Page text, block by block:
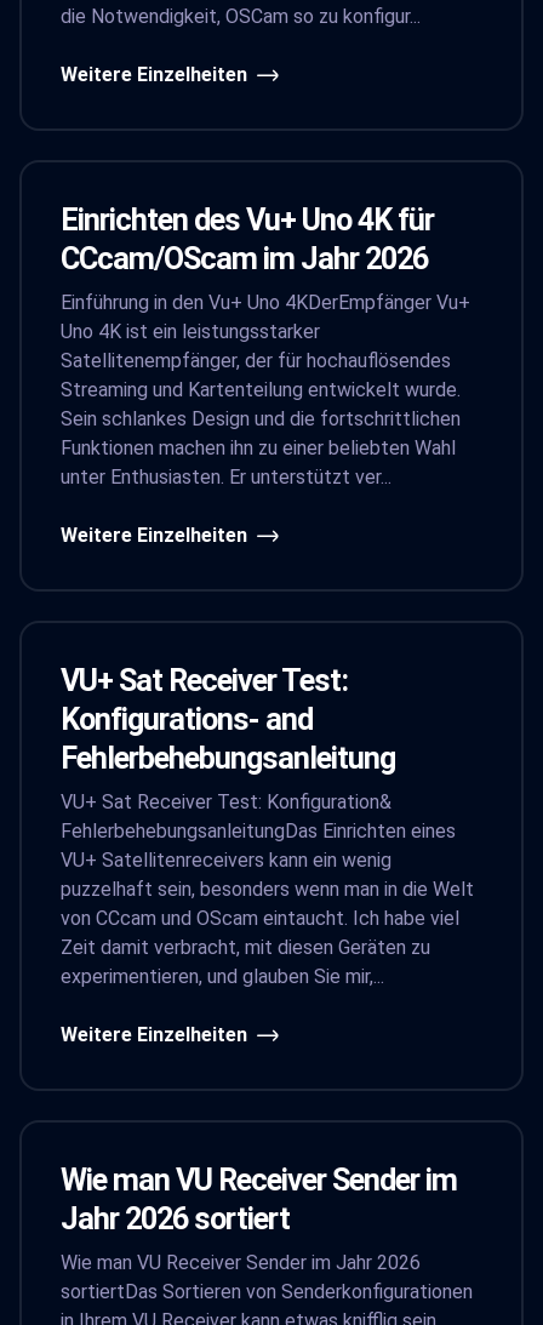
die Notwendigkeit, OSCam so zu konfigur...
Weitere Einzelheiten
Einrichten des Vu+ Uno 4K für
CCcam/OScam im Jahr 2026
Einführung in den Vu+ Uno 4KDerEmpfänger Vu+
Uno 4K ist ein leistungsstarker
Satellitenempfänger, der für hochauflösendes
Streaming und Kartenteilung entwickelt wurde.
Sein schlankes Design und die fortschrittlichen
Funktionen machen ihn zu einer beliebten Wahl
unter Enthusiasten. Er unterstützt ver...
Weitere Einzelheiten
VU+ Sat Receiver Test:
Konfigurations- and
Fehlerbehebungsanleitung
VU+ Sat Receiver Test: Konfiguration&
FehlerbehebungsanleitungDas Einrichten eines
VU+ Satellitenreceivers kann ein wenig
puzzelhaft sein, besonders wenn man in die Welt
von CCcam und OScam eintaucht. Ich habe viel
Zeit damit verbracht, mit diesen Geräten zu
experimentieren, und glauben Sie mir,...
Weitere Einzelheiten
Wie man VU Receiver Sender im
Jahr 2026 sortiert
Wie man VU Receiver Sender im Jahr 2026
sortiertDas Sortieren von Senderkonfigurationen